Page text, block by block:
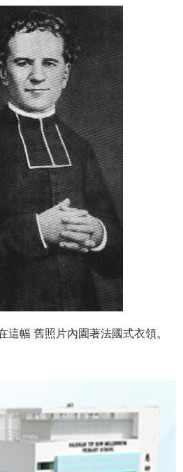
這幅 舊照片內園著法國式衣領。